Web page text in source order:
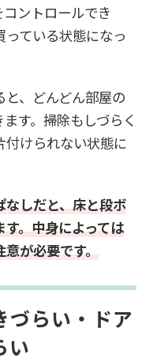
ントロールでき
ている状態になっ
、どんどん部屋の
す。掃除もしづらく
付けられない状態に
しだと、床と段ボ
。中身によっては
意が必要です。
づらい・ドア
い